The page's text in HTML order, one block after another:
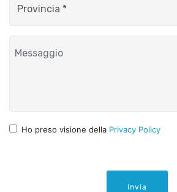
Ho preso visione della Privacy Policy
Invia